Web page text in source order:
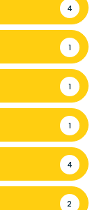
4
1
1
1
4
2